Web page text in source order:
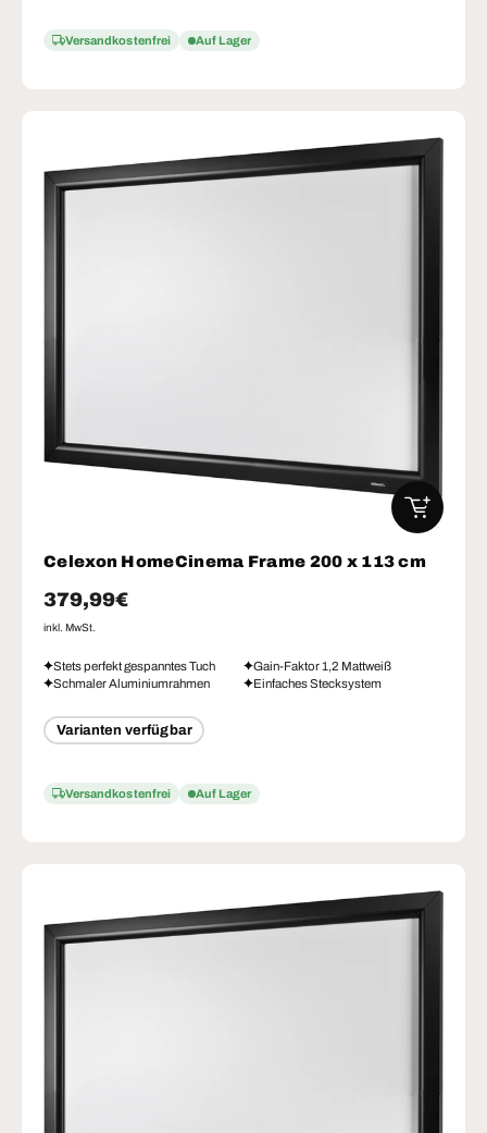
Versandkostenfrei Auf Lager
Celexon HomeCinema Frame 200 x 113 cm
Normaler Preis
379,99€
inkl. MwSt.
Stets perfekt gespanntes Tuch
Gain-Faktor 1,2 Mattweiß
Schmaler Aluminiumrahmen
Einfaches Stecksystem
Varianten verfügbar
Versandkostenfrei Auf Lager
IN DEN